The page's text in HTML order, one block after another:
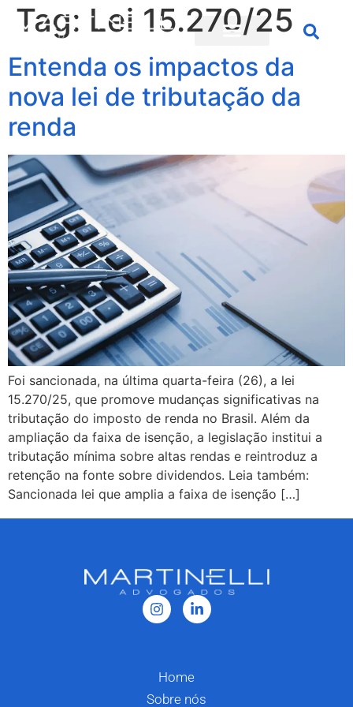
Tag: Lei 15.270/25
Entenda os impactos da
nova lei de tributação da
renda
Foi sancionada, na última quarta-feira (26), a lei
15.270/25, que promove mudanças significativas na
tributação do imposto de renda no Brasil. Além da
ampliação da faixa de isenção, a legislação institui a
tributação mínima sobre altas rendas e reintroduz a
retenção na fonte sobre dividendos. Leia também:
Sancionada lei que amplia a faixa de isenção […]
Home
Sobre nós